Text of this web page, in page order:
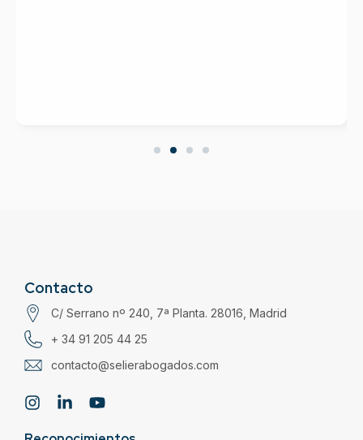
Contacto
C/ Serrano nº 240, 7ª Planta. 28016, Madrid
+ 34 91 205 44 25
contacto@selierabogados.com